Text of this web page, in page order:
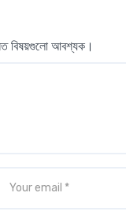
বিষয়গুলো আবশ্যক।